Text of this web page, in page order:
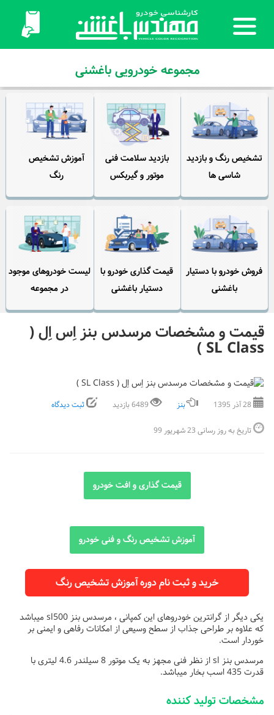
مجموعه خودرویی باغشنی
تشخیص رنگ و بازدید
شاسی ها
بازدید سلامت فنی
موتور و گیربکس
آموزش تشخیص
رنگ
فروش خودرو با دستیار
باغشنی
قیمت گذاری خودرو با
دستیار باغشنی
لیست خودروهای موجود
در مجموعه
قیمت و مشخصات مرسدس بنز اِس اِل (
SL Class )
28 آذر 1395 بنز 6489 بازدید ثبت دیدگاه
تاریخ به روز رسانی 23 شهریور 99
قیمت گذاری و افت خودرو
آموزش تشخیص رنگ و فنی خودرو
خرید و ثبت نام دوره آموزش تشخیص رنگ
یکی دیگر از گرانترین خودروهای این کمپانی ، مرسدس بنز sl500 میباشد
که علاوه بر طراحی جذاب از سطح وسیعی از امکانات رفاهی و ایمنی بر
خوردار است.
مرسدس بنز sl از نظر فنی مجهز به یک موتور 8 سیلندر 4.6 لیتری با
قدرت 435 اسب بخار میباشد.
مشخصات تولید کننده